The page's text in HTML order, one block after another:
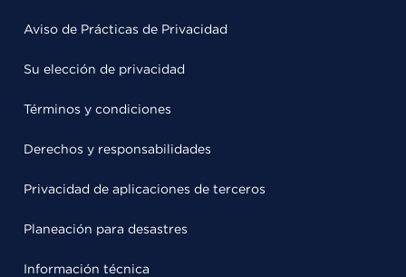
Aviso de Prácticas de Privacidad
Su elección de privacidad
Términos y condiciones
Derechos y responsabilidades
Privacidad de aplicaciones de terceros
Planeación para desastres
Información técnica